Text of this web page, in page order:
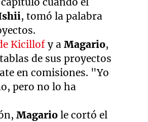
, tomó la palabra
Kicillof y aMagario,
de sus proyectos
en comisiones. "Yo
pero no lo ha
Magariole cortó el